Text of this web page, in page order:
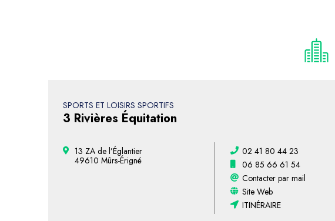
SPORTS ET LOISIRS SPORTIFS
3 Rivières Équitation
13 ZA de l’Églantier
49610 Mûrs-Érigné
02 41 80 44 23
06 85 66 61 54
Contacter par mail
Site Web
ITINÉRAIRE